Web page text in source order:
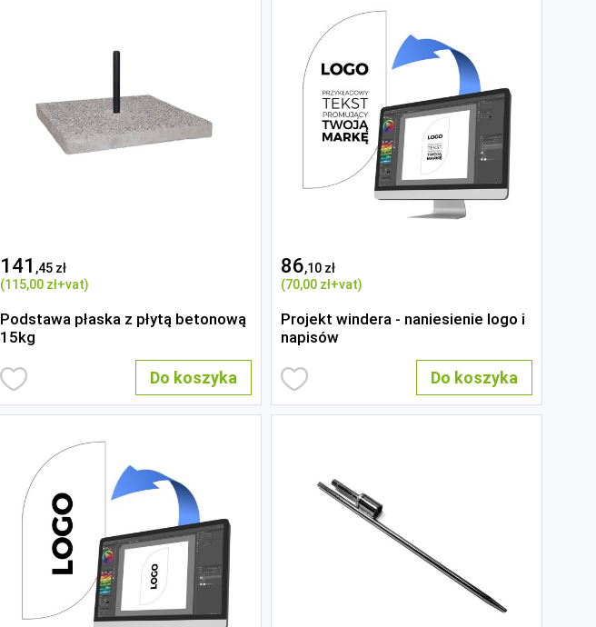
141 ,45 zł
(115,00 zł+vat)
Podstawa płaska z płytą betonową
15kg
Do koszyka
86,10 zł
(70,00 zł+vat)
Projekt windera - naniesienie logo i
napisów
Do koszyka